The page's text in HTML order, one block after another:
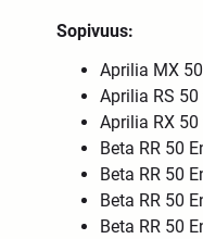
Sopivuus:
Aprilia MX
Aprilia RS
Aprilia RX
Beta RR 50
Beta RR 50
Beta RR 50
Beta RR 50